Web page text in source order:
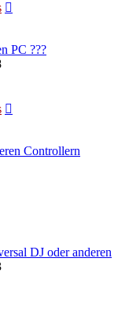
PC ???
Controllern
DJ oder anderen